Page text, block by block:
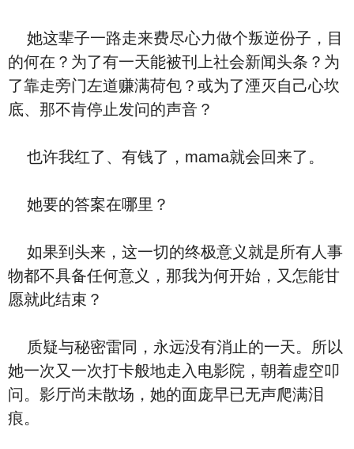
她这辈子一路走来费尽心力做个叛逆份子，目
的何在？为了有一天能被刊上社会新闻头条？为
了靠走旁门左道赚满荷包？或为了湮灭自己心坎
底、那不肯停止发问的声音？
也许我红了、有钱了，mama就会回来了。
她要的答案在哪里？
如果到头来，这一切的终极意义就是所有人事
物都不具备任何意义，那我为何开始，又怎能甘
愿就此结束？
质疑与秘密雷同，永远没有消止的一天。所以
她一次又一次打卡般地走入电影院，朝着虚空叩
问。影厅尚未散场，她的面庞早已无声爬满泪
痕。